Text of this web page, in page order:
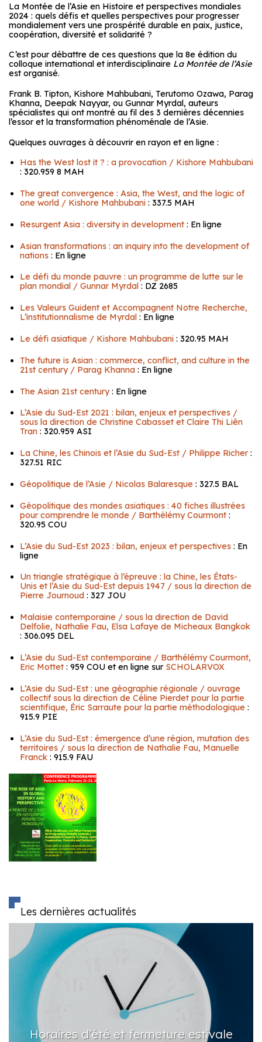
La Montée de l’Asie en Histoire et perspectives mondiales
2024 : quels défis et quelles perspectives pour progresser
mondialement vers une prospérité durable en paix, justice,
coopération, diversité et solidarité ?
C’est pour débattre de ces questions que la 8e édition du
colloque international et interdisciplinaire La Montée de l’Asie
est organisé.
Frank B. Tipton, Kishore Mahbubani, Terutomo Ozawa, Parag
Khanna, Deepak Nayyar, ou Gunnar Myrdal, auteurs
spécialistes qui ont montré au fil des 3 dernières décennies
l’essor et la transformation phénoménale de l’Asie.
Quelques ouvrages à découvrir en rayon et en ligne :
Has the West lost it ? : a provocation / Kishore Mahbubani
: 320.959 8 MAH
The great convergence : Asia, the West, and the logic of
one world / Kishore Mahbubani: 337.5 MAH
Resurgent Asia : diversity in development : En ligne
Asian transformations : an inquiry into the development of
nations: En ligne
Le défi du monde pauvre : un programme de lutte sur le
plan mondial / Gunnar Myrdal : DZ 2685
Les Valeurs Guident et Accompagnent Notre Recherche,
L’institutionnalisme de Myrdal: En ligne
Le défi asiatique / Kishore Mahbubani: 320.95 MAH
The future is Asian : commerce, conflict, and culture in the
21st century / Parag Khanna: En ligne
The Asian 21st century: En ligne
L’Asie du Sud-Est 2021 : bilan, enjeux et perspectives /
sous la direction de Christine Cabasset et Claire Thi Liên
Tran : 320.959 ASI
La Chine, les Chinois et l’Asie du Sud-Est / Philippe Richer:
327.51 RIC
Géopolitique de l’Asie / Nicolas Balaresque: 327.5 BAL
Géopolitique des mondes asiatiques : 40 fiches illustrées
pour comprendre le monde / Barthélémy Courmont:
320.95 COU
L’Asie du Sud-Est 2023 : bilan, enjeux et perspectives: En
ligne
Un triangle stratégique à l’épreuve : la Chine, les États-
Unis et l’Asie du Sud-Est depuis 1947 / sous la direction de
Pierre Journoud : 327 JOU
Malaisie contemporaine / sous la direction de David
Delfolie, Nathalie Fau, Elsa Lafaye de Micheaux Bangkok
: 306.095 DEL
L’Asie du Sud-Est contemporaine / Barthélémy Courmont,
Eric Mottet: 959 COU et en ligne sur SCHOLARVOX
L’Asie du Sud-Est : une géographie régionale / ouvrage
collectif sous la direction de Céline Pierdet pour la partie
scientifique, Éric Sarraute pour la partie méthodologique:
915.9 PIE
L’Asie du Sud-Est : émergence d’une région, mutation des
territoires / sous la direction de Nathalie Fau, Manuelle
Franck: 915.9 FAU
Les dernières actualités
d’été et fermeture estivale